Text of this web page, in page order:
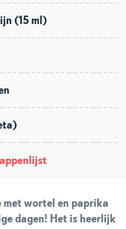
(15 ml)
met wortel en paprika
dagen! Het is heerlijk